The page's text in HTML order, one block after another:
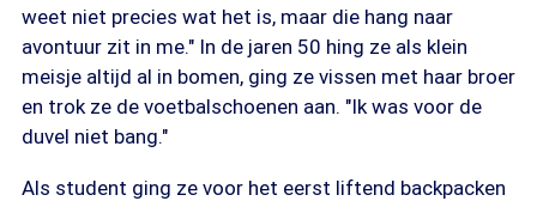
weet niet precies wat het is, maar die hang naar
avontuur zit in me." In de jaren 50 hing ze als klein
meisje altijd al in bomen, ging ze vissen met haar broer
en trok ze de voetbalschoenen aan. "Ik was voor de
duvel niet bang."
Als student ging ze voor het eerst liftend backpacken